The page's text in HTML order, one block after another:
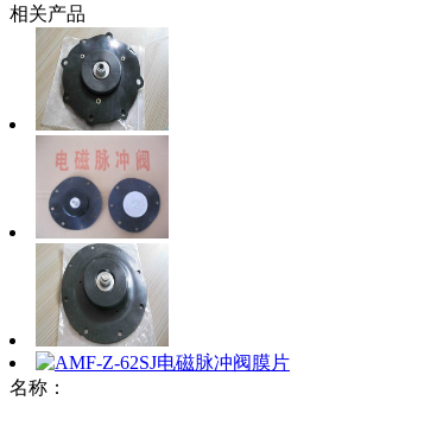
相关产品
名称：